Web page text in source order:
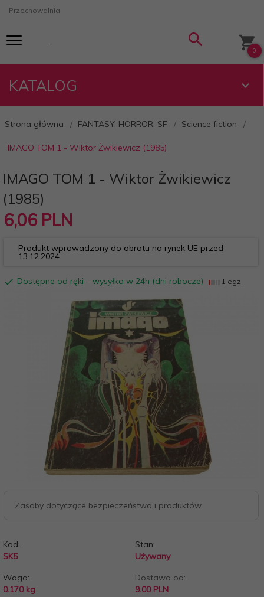
Przechowalnia
0
KATALOG
Strona główna FANTASY, HORROR, SF Science fiction
IMAGO TOM 1 - Wiktor Żwikiewicz (1985)
IMAGO TOM 1 - Wiktor Żwikiewicz
(1985)
6,06 PLN
Produkt wprowadzony do obrotu na rynek UE przed
13.12.2024.
Dostępne od ręki – wysyłka w 24h (dni robocze) 1 egz.
Zasoby dotyczące bezpieczeństwa i produktów
Kod:
SK5
Stan:
Używany
Waga:
0.170 kg
Dostawa od:
9.00 PLN